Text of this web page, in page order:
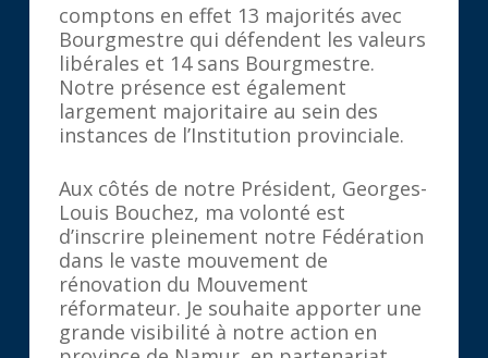
comptons en effet 13 majorités avec
Bourgmestre qui défendent les valeurs
libérales et 14 sans Bourgmestre.
Notre présence est également
largement majoritaire au sein des
instances de l’Institution provinciale.
Aux côtés de notre Président, Georges-
Louis Bouchez, ma volonté est
d’inscrire pleinement notre Fédération
dans le vaste mouvement de
rénovation du Mouvement
réformateur. Je souhaite apporter une
grande visibilité à notre action en